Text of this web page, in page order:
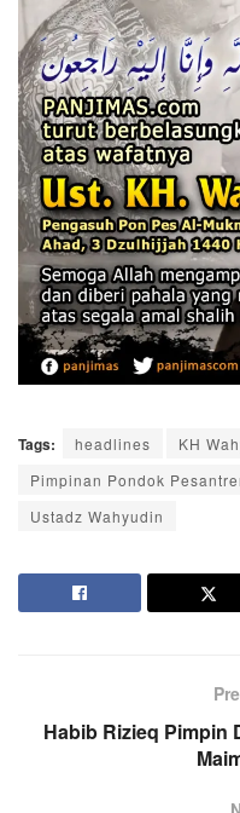
Tags: headlines
KH
Pimpinan Pondok
Ustadz Wahyudin
Habib Rizieq Pimpin